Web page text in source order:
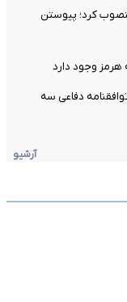
کرد؛ پیوستن
دفاعی سه
آرشیو